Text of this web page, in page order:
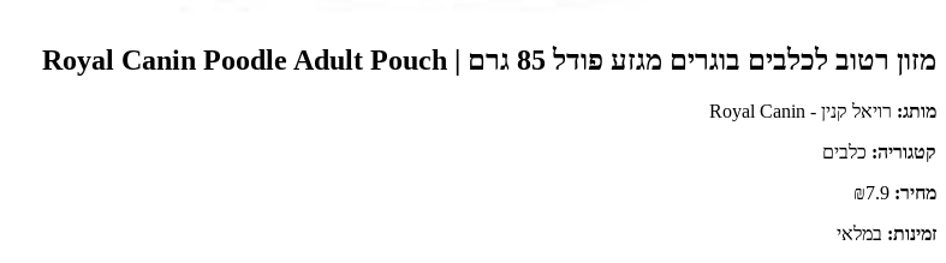
מזון רטוב לכלבים בוגרים מגזע פודל 85 גרם | Royal Canin Poodle Adult Pouch
מותג: רויאל קנין - Royal Canin
קטגוריה: כלבים
מחיר:
זמינות: במלאי